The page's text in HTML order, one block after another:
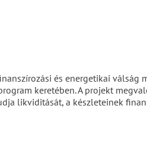
és energetikai válság
keretében. A projekt
likviditását, a készleteinek